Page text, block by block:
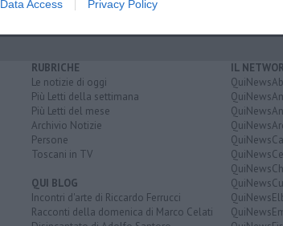
Data Access Privacy Policy
RUBRICHE
Le notizie di oggi
Più Letti della settimana
Più Letti del mese
Archivio Notizie
Persone
Toscani in TV
QUI BLOG
Incontri d'arte di Riccardo Ferrucci
Racconti della domenica di Marco Celati
IL